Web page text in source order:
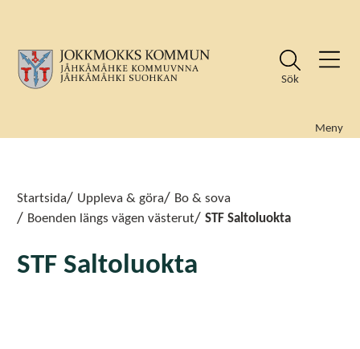
Sök
Meny
Startsida Uppleva & göra
Bo & sova
Boenden längs vägen västerut
STF Saltoluokta
STF Saltoluokta